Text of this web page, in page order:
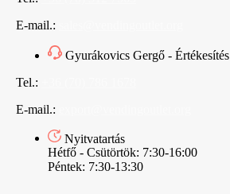
E-mail.:
Gyurákovics Gergő - Értékesítés
Tel.:
E-mail.:
Nyitvatartás
Hétfő - Csütörtök: 7:30-16:00
Péntek: 7:30-13:30